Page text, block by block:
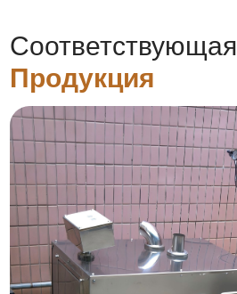
Соответствующая
Продукция